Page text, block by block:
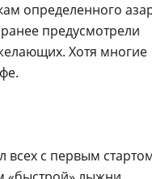
определенного
предусмотрели
Хотя многие
всех с первым